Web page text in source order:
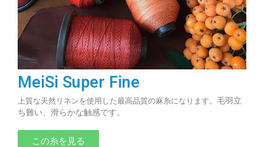
MeiSi Super Fine
上質な天然リネンを使用した最高品質の麻糸になります。 毛羽立
ち難い、滑らかな触感です。
この糸を見る